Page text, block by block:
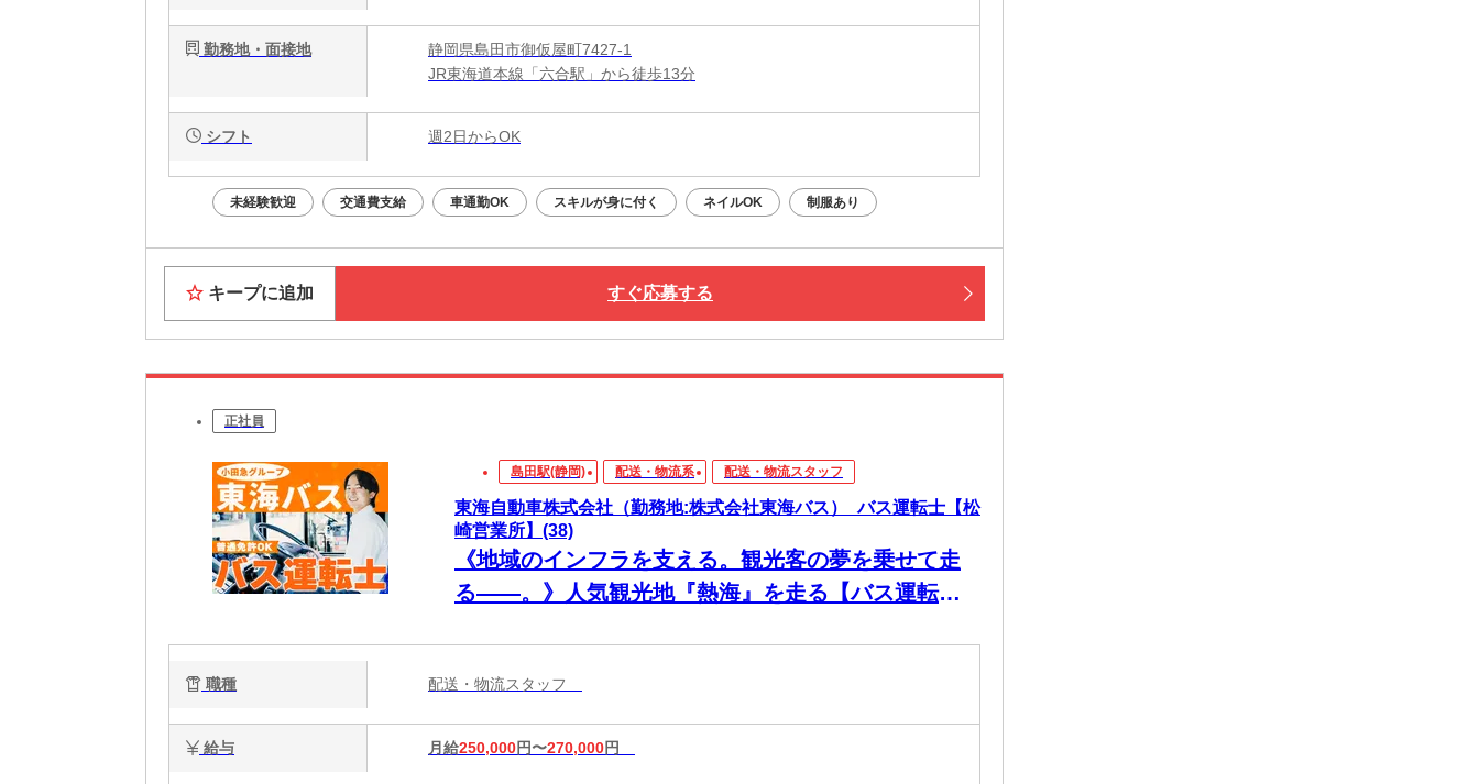
勤務地・面接地
静岡県島田市御仮屋町7427-1
JR東海道本線「六合駅」から徒歩13分
シフト 週2日からOK
未経験歓迎 交通費支給 車通勤OK スキルが身に付く ネイルOK 制服あり
キープに追加 すぐ応募する
正社員
島田駅(静岡) 配送・物流系 配送・物流スタッフ
東海自動車株式会社（勤務地:株式会社東海バス）_バス運転士【松
崎営業所】(38)
《地域のインフラを支える。観光客の夢を乗せて走
る――。》人気観光地『熱海』を走る【バス運転
職種 配送・物流スタッフ
給与 月給250,000円〜270,000円